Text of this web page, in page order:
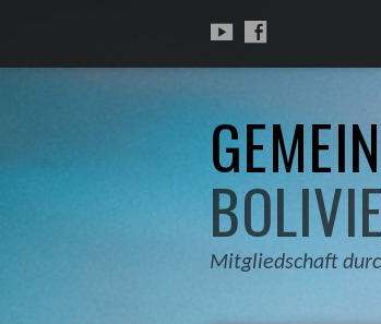
Mitgliedschaft